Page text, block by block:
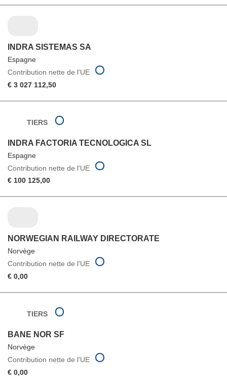
INDRA SISTEMAS SA
Espagne
Contribution nette de l'UE
€ 3 027 112,50
TIERS
INDRA FACTORIA TECNOLOGICA SL
Espagne
Contribution nette de l'UE
€ 100 125,00
NORWEGIAN RAILWAY DIRECTORATE
Norvège
Contribution nette de l'UE
€ 0,00
TIERS
BANE NOR SF
Norvège
Contribution nette de l'UE
€ 0,00